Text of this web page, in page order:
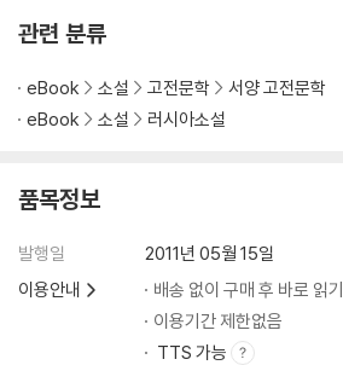
관련 분류
eBook 소설 고전문학
서양 고전문학
eBook
소설 러시아소설
품목정보
발행일
2011년 05월 15일
이용안내
배송 없이 구매 후 바로 읽기
이용기간 제한없음
TTS 가능